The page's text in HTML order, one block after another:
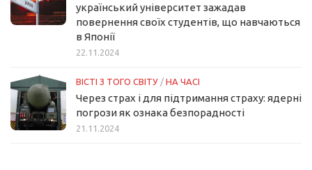
український університет зажадав
повернення своїх студентів, що навчаються
в Японії
22.11.2024
ВІСТІ З ТОГО СВІТУ / НА ЧАСІ
Через страх і для підтримання страху: ядерні
погрози як ознака безпорадності
21.11.2024